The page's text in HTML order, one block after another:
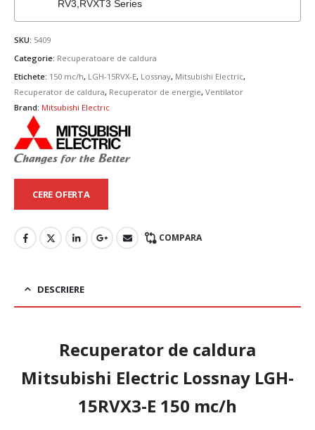
RV3,RVXT3 Series
SKU: 5409
Categorie: Recuperatoare de caldura
Etichete: 150 mc/h, LGH-15RVX-E, Lossnay, Mitsubishi Electric,
Recuperator de caldura, Recuperator de energie, Ventilator
Brand: Mitsubishi Electric
CERE OFERTA
COMPARA
DESCRIERE
Recuperator de caldura
Mitsubishi Electric Lossnay LGH-
15RVX3-E 150 mc/h